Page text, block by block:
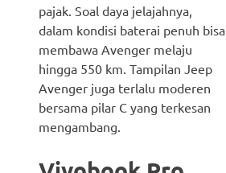
pajak. Soal daya jelajahnya,
dalam kondisi baterai penuh bisa
membawa Avenger melaju
hingga 550 km. Tampilan Jeep
Avenger juga terlalu moderen
bersama pilar C yang terkesan
mengambang.